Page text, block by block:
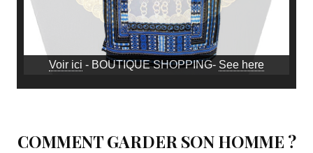
Voir ici - BOUTIQUE SHOPPING- See here
COMMENT GARDER SON HOMME ?